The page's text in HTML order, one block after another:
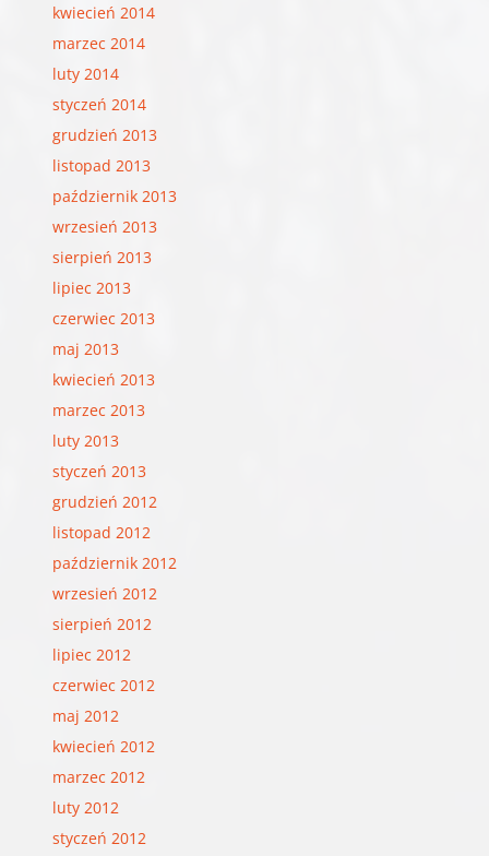
kwiecień 2014
marzec 2014
luty 2014
styczeń 2014
grudzień 2013
listopad 2013
październik 2013
wrzesień 2013
sierpień 2013
lipiec 2013
czerwiec 2013
maj 2013
kwiecień 2013
marzec 2013
luty 2013
styczeń 2013
grudzień 2012
listopad 2012
październik 2012
wrzesień 2012
sierpień 2012
lipiec 2012
czerwiec 2012
maj 2012
kwiecień 2012
marzec 2012
luty 2012
styczeń 2012